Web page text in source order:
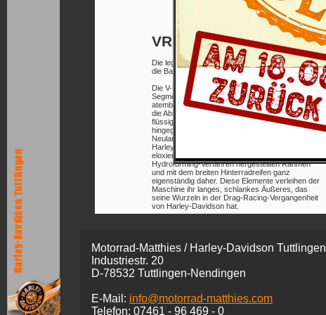
VRSCA V-ROD
Die legendäre Marke Harley-Davidson wird um
die Baureihe VRSCA reicher.
Die V-Rod ist das erste Mitglied im neuen
Segment der Performance Cruiser. Ihr
atemberaubendes Custom Styling verrät eindeutig
die Abstammung, mit dem neuen
flüssigkeitsgekühlten 60 Grad Revolution Motor
hingegen, betritt Harley-Davidson absolutes
Neuland. Das Styling der V-Rod trägt eindeutige
Harley-Charakterzüge und kommt doch mit
eloxierten Aluminium Body Panels, dem im
Hydroforming-Verfahren hergestellten Rahmen
und mit dem breiten Hinterradreifen ganz
eigenständig daher. Diese Elemente verleihen der
Maschine ihr langes, schlankes Äußeres, das
seine Wurzeln in der Drag-Racing-Vergangenheit
von Harley-Davidson hat.
Motorrad-Matthies / Harley-Davidson Tuttlingen
Industriestr. 20
D-78532 Tuttlingen-Nendingen
E-Mail: info@motorrad-matthies.com
Telefon: 07461 - 96 469 - 0